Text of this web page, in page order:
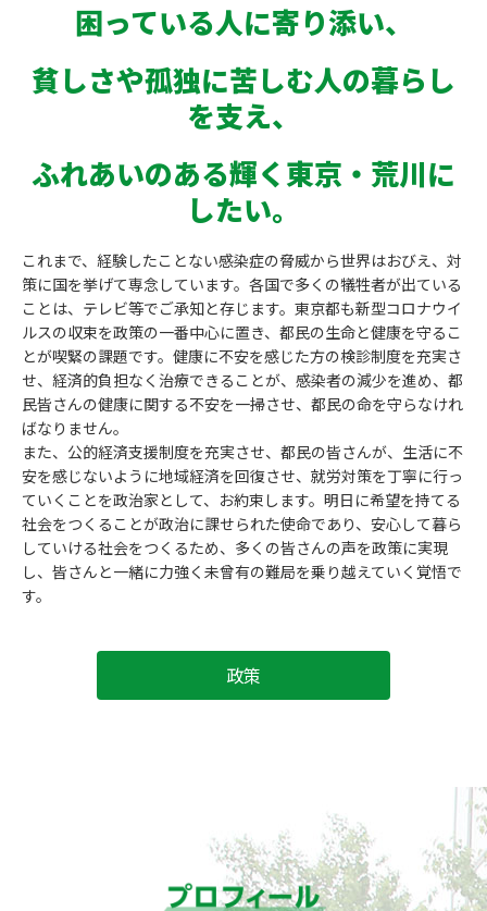
困っている人に寄り添い、
貧しさや孤独に苦しむ人の暮らし
を支え、
ふれあいのある輝く東京・荒川に
したい。
これまで、経験したことない感染症の脅威から世界はおびえ、対
策に国を挙げて専念しています。各国で多くの犠牲者が出ている
ことは、テレビ等でご承知と存じます。東京都も新型コロナウイ
ルスの収束を政策の一番中心に置き、都民の生命と健康を守るこ
とが喫緊の課題です。健康に不安を感じた方の検診制度を充実さ
せ、経済的負担なく治療できることが、感染者の減少を進め、都
民皆さんの健康に関する不安を一掃させ、都民の命を守らなけれ
ばなりません。
また、公的経済支援制度を充実させ、都民の皆さんが、生活に不
安を感じないように地域経済を回復させ、就労対策を丁寧に行っ
ていくことを政治家として、お約束します。明日に希望を持てる
社会をつくることが政治に課せられた使命であり、安心して暮ら
していける社会をつくるため、多くの皆さんの声を政策に実現
し、皆さんと一緒に力強く未曾有の難局を乗り越えていく覚悟で
す。
政策